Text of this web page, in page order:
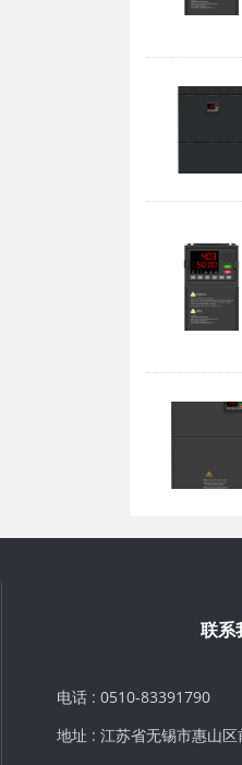
联系
电话 : 0510-83391790
地址 : 江苏省无锡市惠山区